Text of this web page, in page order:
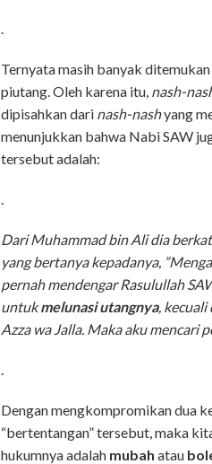
.
Ternyata masih banyak ditemukan
piutang. Oleh karena itu, nash-
dipisahkan dari nash-nashyang
menunjukkan bahwa Nabi SAW
tersebut adalah:
.
Dari Muhammad bin Ali dia
yang bertanya kepadanya,
pernah mendengar Rasulullah
untukmelunasi utangnya,
Azza wa Jalla. Maka aku mencari
.
Dengan mengkompromikan dua
“bertentangan” tersebut, maka
hukumnya adalah mubah atau